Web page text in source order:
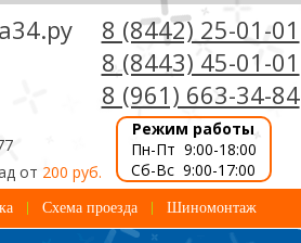
от 200 руб.
8 (8442) 25-01-01
8 (8443) 45-01-01
8 (961) 663-34-84
Режим работы
Пн-Пт 9:00-18:00
Сб-Вс 9:00-17:00
Схема проезда Шиномонтаж